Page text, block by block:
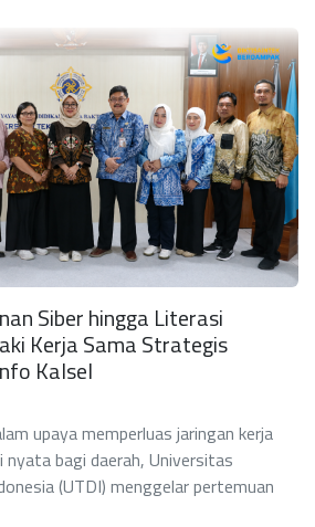
Siber hingga Literasi
Kerja Sama Strategis
Kalsel
upaya memperluas jaringan kerja
nyata bagi daerah, Universitas
(UTDI) menggelar pertemuan